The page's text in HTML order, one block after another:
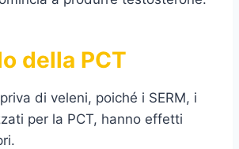
della PCT
di veleni, poiché i SERM, i
per la PCT, hanno effetti